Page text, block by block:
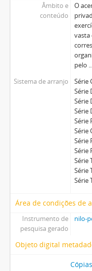
Âmbito e
conteúdo
O
vasta
pelo
Sistema de arranjo
Série
Série
Série
Série
Série
Série
Série
Série
Série
Série
Série
Área de condições de
Instrumento de
pesquisa gerado
nilo-
Objeto digital